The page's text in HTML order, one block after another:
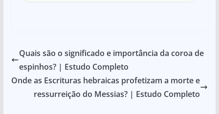
Quais são o significado e importância da coroa de
espinhos? | Estudo Completo
Onde as Escrituras hebraicas profetizam a morte e
ressurreição do Messias? | Estudo Completo